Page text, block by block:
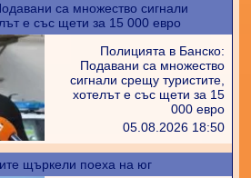
са множество сигнали
е със щети за 15 000 евро
Полицията в Банско:
Подавани са множество
сигнали срещу туристите,
хотелът е със щети за 15
000 евро
05.08.2026 18:50
щъркели поеха на юг